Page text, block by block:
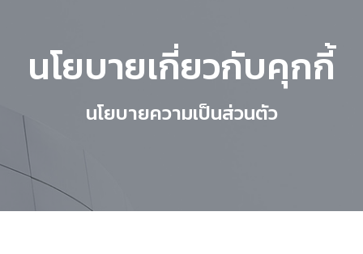
นโยบายเกี่ยวกับคุกกี้
นโยบายความเป็นส่วนตัว